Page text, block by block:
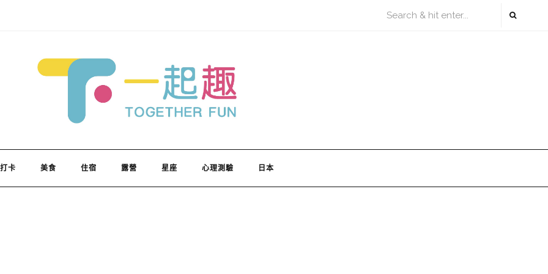
打卡 美食 住宿 露營 星座 心理測驗 日本